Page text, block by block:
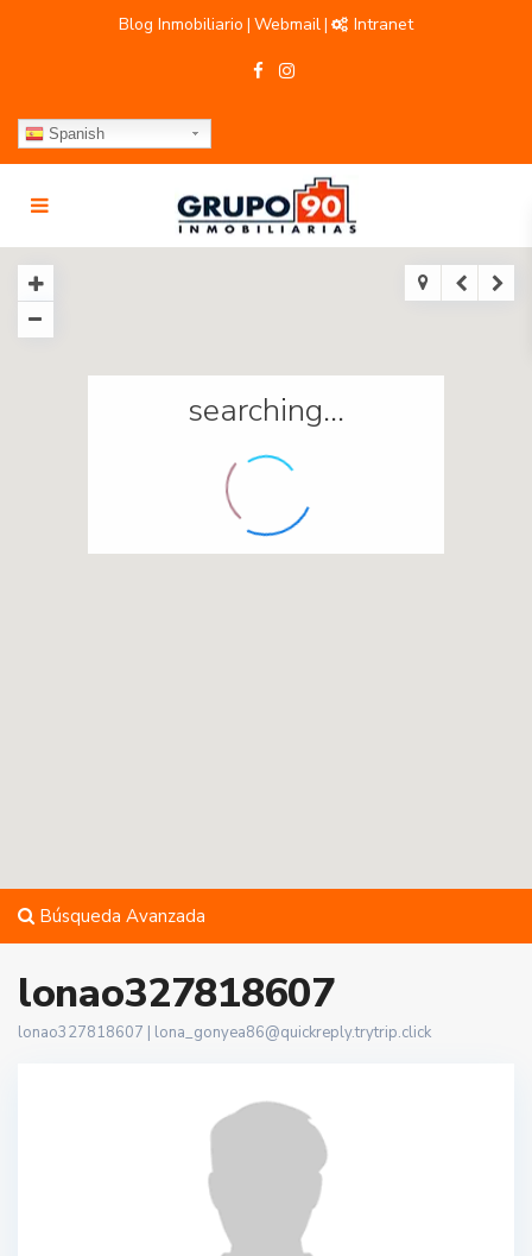
Blog Inmobiliario | Webmail| Intranet
Spanish
searching...
Búsqueda Avanzada
lonao327818607
lonao327818607 | lona_gonyea86@quickreply.trytrip.click